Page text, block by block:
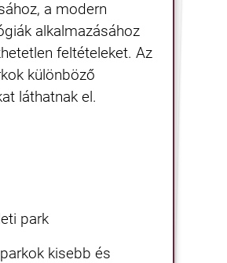
a modern
alkalmazásához
feltételeket. Az
különböző
láthatnak el.
park
kisebb és